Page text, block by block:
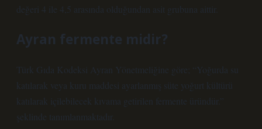
değeri 4 ile 4,5 arasında olduğundan asit grubuna aittir.
Ayran fermente midir?
Türk Gıda Kodeksi Ayran Yönetmeliğine göre; “Yoğurda su
katılarak veya kuru maddesi ayarlanmış süte yoğurt kültürü
katılarak içilebilecek kıvama getirilen fermente üründür.”
şeklinde tanımlanmaktadır.